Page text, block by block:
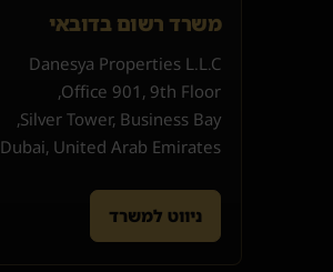
משרד רשום בדובאי
Danesya Properties L.L.C
Office 901, 9th Floor,
Silver Tower, Business Bay,
Dubai, United Arab Emirates
ניווט למשרד